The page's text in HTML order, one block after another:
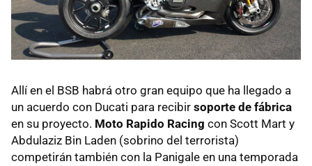
Allí en el BSB habrá otro gran equipo que ha llegado a
un acuerdo con Ducati para recibir soporte de fábrica
en su proyecto. Moto Rapido Racing con Scott Mart y
Abdulaziz Bin Laden (sobrino del terrorista)
competirán también con la Panigale en una temporada